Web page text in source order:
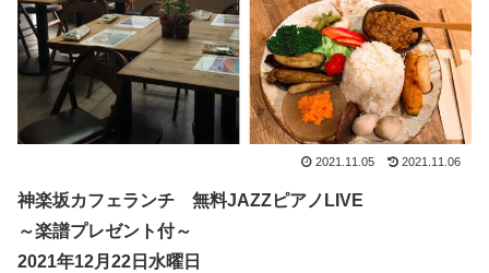
2021.11.05 2021.11.06
神楽坂カフェランチ 無料JAZZピアノLIVE
～楽譜プレゼント付～
2021年12月22日水曜日